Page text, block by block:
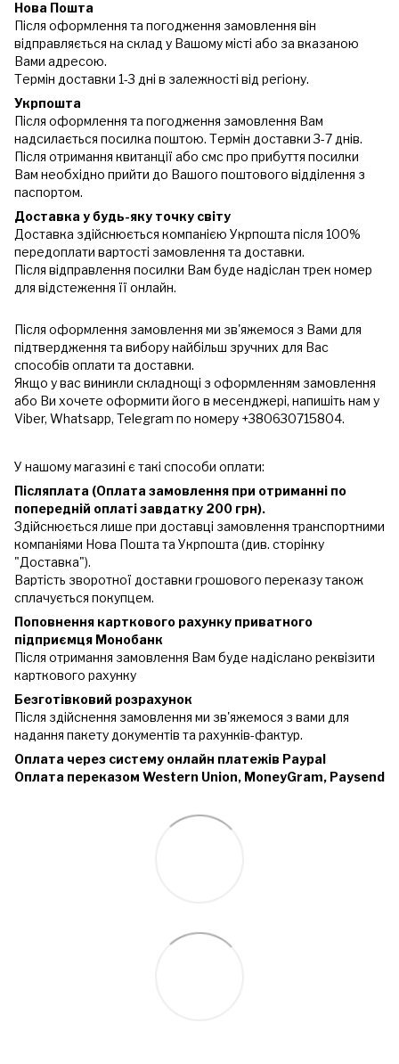
Нова Пошта
Після оформлення та погодження замовлення він
відправляється на склад у Вашому місті або за вказаною
Вами адресою.
Термін доставки 1-3 дні в залежності від регіону.
Укрпошта
Після оформлення та погодження замовлення Вам
надсилається посилка поштою. Термін доставки 3-7 днів.
Після отримання квитанції або смс про прибуття посилки
Вам необхідно прийти до Вашого поштового відділення з
паспортом.
Доставка у будь-яку точку світу
Доставка здійснюється компанією Укрпошта після 100%
передоплати вартості замовлення та доставки.
Після відправлення посилки Вам буде надіслан трек номер
для відстеження її онлайн.
Після оформлення замовлення ми зв'яжемося з Вами для
підтвердження та вибору найбільш зручних для Вас
способів оплати та доставки.
Якщо у вас виникли складнощі з оформленням замовлення
або Ви хочете оформити його в месенджері, напишіть нам у
Viber, Whatsapp, Telegram по номеру +380630715804.
У нашому магазині є такі способи оплати:
Післяплата (Оплата замовлення при отриманні по
попередній оплаті завдатку 200 грн).
Здійснюється лише при доставці замовлення транспортними
компаніями Нова Пошта та Укрпошта (див. сторінку
"Доставка").
Вартість зворотної доставки грошового переказу також
сплачується покупцем.
Поповнення карткового рахунку приватного
підприємця Монобанк
Після отримання замовлення Вам буде надіслано реквізити
карткового рахунку
Безготівковий розрахунок
Після здійснення замовлення ми зв'яжемося з вами для
надання пакету документів та рахунків-фактур.
Оплата через систему онлайн платежів Paypal
Оплата переказом Western Union, MoneyGram, Paysend